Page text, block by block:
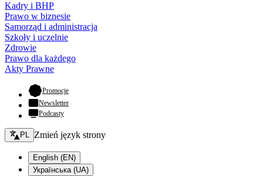
Kadry i BHP
Prawo w biznesie
Samorząd i administracja
Szkoły i uczelnie
Zdrowie
Prawo dla każdego
Akty Prawne
Promocje- otwiera się w nowej karcie
Newsletter
Podcasty
Zmień język - bieżący:
PL Zmień język strony
English (EN)
Українська (UA)